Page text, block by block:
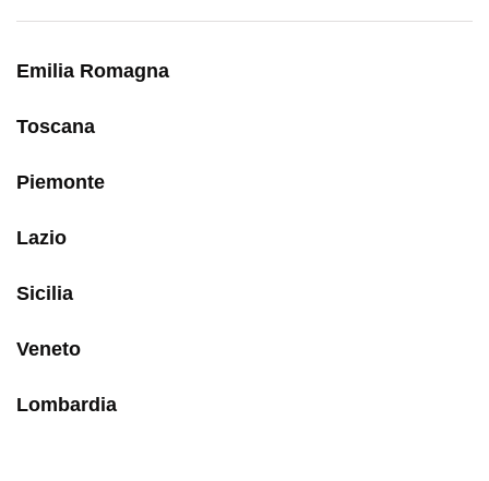
Emilia Romagna
Toscana
Piemonte
Lazio
Sicilia
Veneto
Lombardia